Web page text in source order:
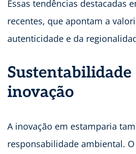
Essas tendências destacadas
recentes, que apontam a
autenticidade e da
Sustentabilidade
inovação
A inovação em estamparia
responsabilidade ambiental.